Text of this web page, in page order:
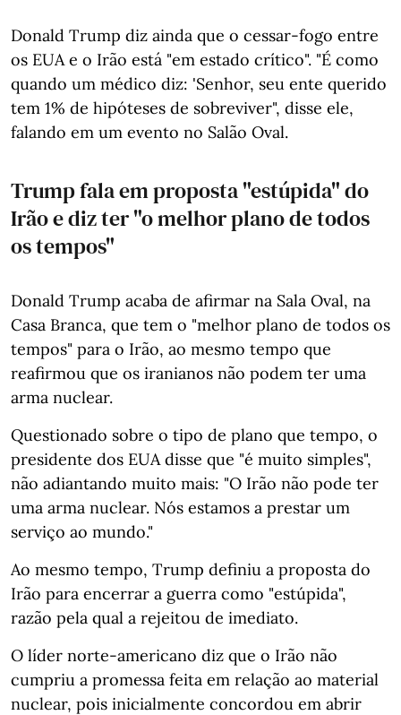
Donald Trump diz ainda que o cessar-fogo entre
os EUA e o Irão está "em estado crítico". "É como
quando um médico diz: 'Senhor, seu ente querido
tem 1% de hipóteses de sobreviver", disse ele,
falando em um evento no Salão Oval.
Trump fala em proposta "estúpida" do
Irão e diz ter "o melhor plano de todos
os tempos"
Donald Trump acaba de afirmar na Sala Oval, na
Casa Branca, que tem o "melhor plano de todos os
tempos" para o Irão, ao mesmo tempo que
reafirmou que os iranianos não podem ter uma
arma nuclear.
Questionado sobre o tipo de plano que tempo, o
presidente dos EUA disse que "é muito simples",
não adiantando muito mais: "O Irão não pode ter
uma arma nuclear. Nós estamos a prestar um
serviço ao mundo."
Ao mesmo tempo, Trump definiu a proposta do
Irão para encerrar a guerra como "estúpida",
razão pela qual a rejeitou de imediato.
O líder norte-americano diz que o Irão não
cumpriu a promessa feita em relação ao material
nuclear, pois inicialmente concordou em abrir